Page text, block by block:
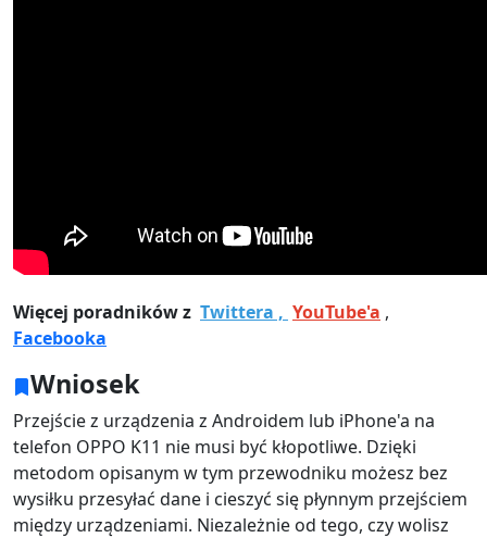
Więcej poradników z Twittera , YouTube'a ,
Facebooka
Wniosek
Przejście z urządzenia z Androidem lub iPhone'a na
telefon OPPO K11 nie musi być kłopotliwe. Dzięki
metodom opisanym w tym przewodniku możesz bez
wysiłku przesyłać dane i cieszyć się płynnym przejściem
między urządzeniami. Niezależnie od tego, czy wolisz